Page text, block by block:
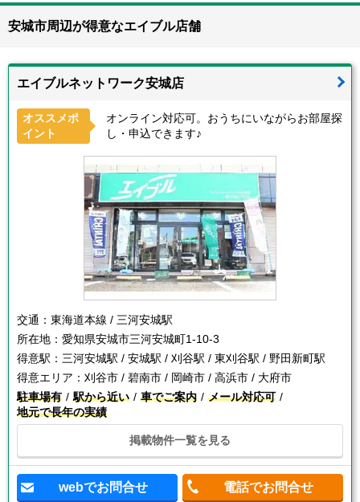
安城市周辺が得意なエイブル店舗
エイブルネットワーク安城店
オススメポ
イント
オンライン対応可。おうちにいながらお部屋探
し・申込できます♪
交通： 東海道本線 / 三河安城駅
所在地： 愛知県安城市三河安城町1-10-3
得意駅： 三河安城駅 / 安城駅 / 刈谷駅 / 東刈谷駅 / 野田新町駅
得意エリア： 刈谷市 / 碧南市 / 岡崎市 / 高浜市 / 大府市
駐車場有
駅から近い 車でご案内
メール対応可
地元で長年の実績
掲載物件一覧を見る
webでお問合せ 電話でお問合せ